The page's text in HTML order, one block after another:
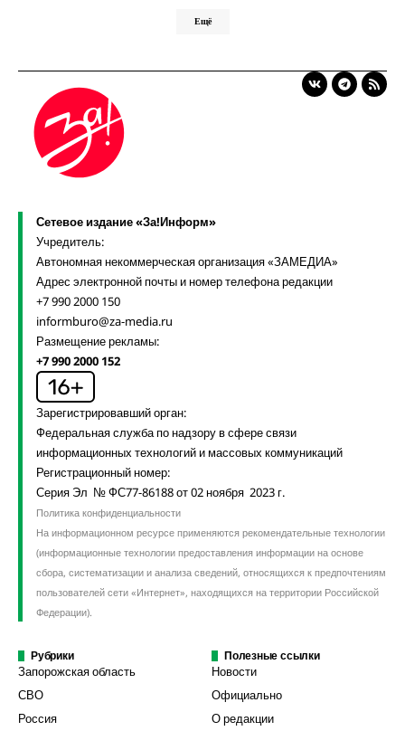
Ещё
Сетевое издание «За!Информ»
Учредитель:
Автономная некоммерческая организация «ЗАМЕДИА»
Адрес электронной почты и номер телефона редакции
+7 990 2000 150
informburo@za-media.ru
Размещение рекламы:
+7 990 2000 152
Зарегистрировавший орган:
Федеральная служба по надзору в сфере связи
информационных технологий и массовых коммуникаций
Регистрационный номер:
Серия Эл № ФС77-86188 от 02 ноября 2023 г.
Политика конфиденциальности
На информационном ресурсе применяются рекомендательные технологии
(информационные технологии предоставления информации на основе
сбора, систематизации и анализа сведений, относящихся к предпочтениям
пользователей сети «Интернет», находящихся на территории Российской
Федерации).
Рубрики
Запорожская область
СВО
Россия
Полезные ссылки
Новости
Официально
О редакции